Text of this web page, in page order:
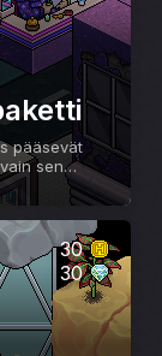
pääsevät
sen
ja
30
30